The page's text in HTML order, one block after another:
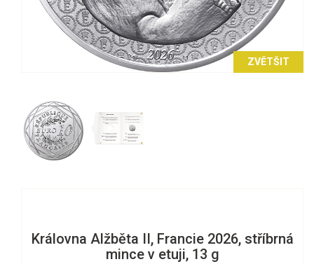
ZVĚTŠIT
Královna Alžběta II, Francie 2026, stříbrná
mince v etuji, 13 g